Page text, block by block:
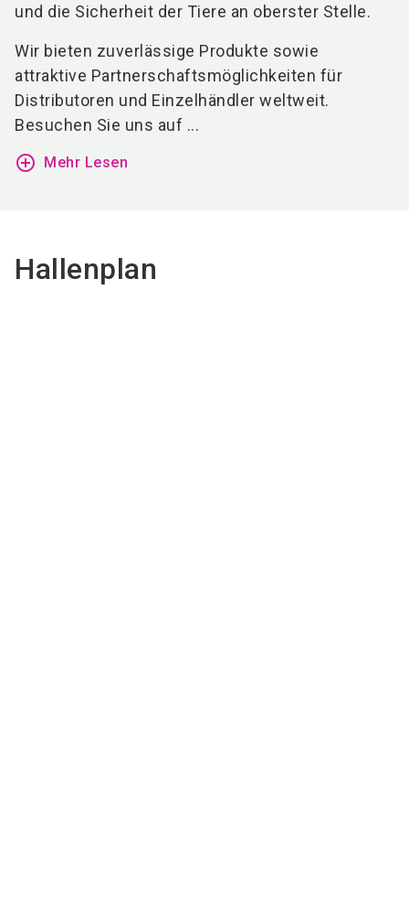
und die Sicherheit der Tiere an oberster Stelle.
Wir bieten zuverlässige Produkte sowie
attraktive Partnerschaftsmöglichkeiten für
Distributoren und Einzelhändler weltweit.
Besuchen Sie uns auf ...
add_circle_outline Mehr Lesen
Hallenplan